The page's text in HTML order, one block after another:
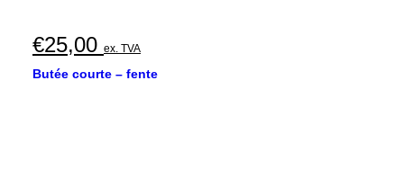
€25,00 ex. TVA
Butée courte – fente